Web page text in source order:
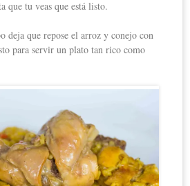
que tu veas que está listo.
deja que repose el arroz y conejo con
para servir un plato tan rico como